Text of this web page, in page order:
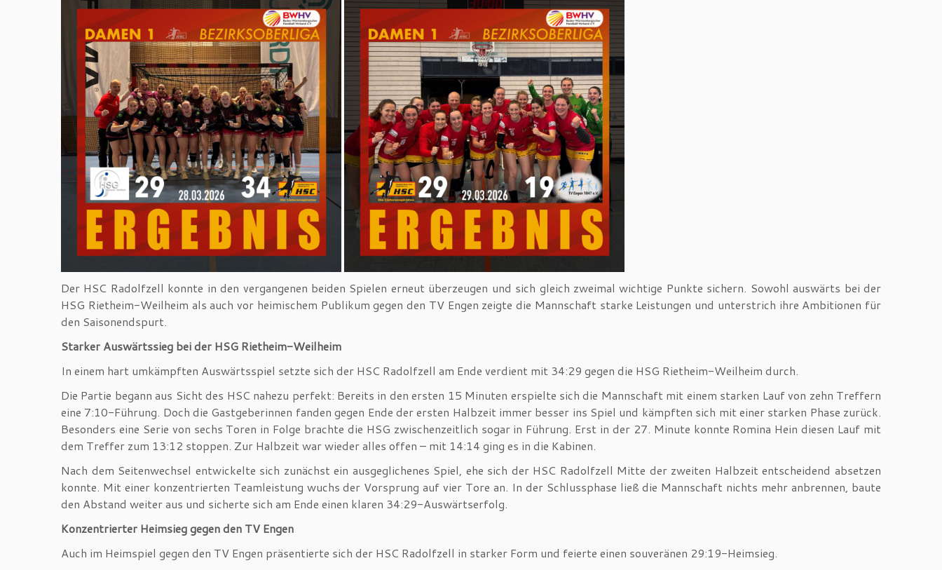
Der HSC Radolfzell konnte in den vergangenen beiden Spielen erneut überzeugen und sich gleich zweimal wichtige Punkte sichern. Sowohl auswärts bei der
HSG Rietheim-Weilheim als auch vor heimischem Publikum gegen den TV Engen zeigte die Mannschaft starke Leistungen und unterstrich ihre Ambitionen für
den Saisonendspurt.
Starker Auswärtssieg bei der HSG Rietheim-Weilheim
In einem hart umkämpften Auswärtsspiel setzte sich der HSC Radolfzell am Ende verdient mit 34:29 gegen die HSG Rietheim-Weilheim durch.
Die Partie begann aus Sicht des HSC nahezu perfekt: Bereits in den ersten 15 Minuten erspielte sich die Mannschaft mit einem starken Lauf von zehn Treffern
eine 7:10-Führung. Doch die Gastgeberinnen fanden gegen Ende der ersten Halbzeit immer besser ins Spiel und kämpften sich mit einer starken Phase zurück.
Besonders eine Serie von sechs Toren in Folge brachte die HSG zwischenzeitlich sogar in Führung. Erst in der 27. Minute konnte Romina Hein diesen Lauf mit
dem Treffer zum 13:12 stoppen. Zur Halbzeit war wieder alles offen – mit 14:14 ging es in die Kabinen.
Nach dem Seitenwechsel entwickelte sich zunächst ein ausgeglichenes Spiel, ehe sich der HSC Radolfzell Mitte der zweiten Halbzeit entscheidend absetzen
konnte. Mit einer konzentrierten Teamleistung wuchs der Vorsprung auf vier Tore an. In der Schlussphase ließ die Mannschaft nichts mehr anbrennen, baute
den Abstand weiter aus und sicherte sich am Ende einen klaren 34:29-Auswärtserfolg.
Konzentrierter Heimsieg gegen den TV Engen
Auch im Heimspiel gegen den TV Engen präsentierte sich der HSC Radolfzell in starker Form und feierte einen souveränen 29:19-Heimsieg.